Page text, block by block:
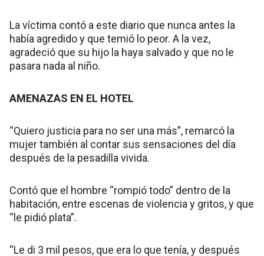
La víctima contó a este diario que nunca antes la
había agredido y que temió lo peor. A la vez,
agradeció que su hijo la haya salvado y que no le
pasara nada al niño.
AMENAZAS EN EL HOTEL
“Quiero justicia para no ser una más”, remarcó la
mujer también al contar sus sensaciones del día
después de la pesadilla vivida.
Contó que el hombre “rompió todo” dentro de la
habitación, entre escenas de violencia y gritos, y que
“le pidió plata”.
“Le di 3 mil pesos, que era lo que tenía, y después